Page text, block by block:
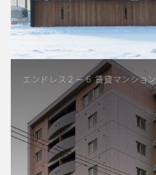
エンドレス２－６ 賃貸マンション